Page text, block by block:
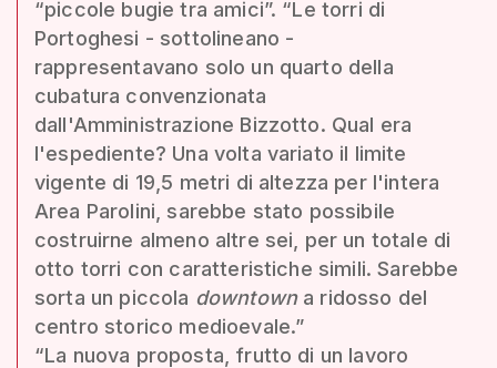
“piccole bugie tra amici”. “Le torri di
Portoghesi - sottolineano -
rappresentavano solo un quarto della
cubatura convenzionata
dall'Amministrazione Bizzotto. Qual era
l'espediente? Una volta variato il limite
vigente di 19,5 metri di altezza per l'intera
Area Parolini, sarebbe stato possibile
costruirne almeno altre sei, per un totale di
otto torri con caratteristiche simili. Sarebbe
sorta un piccola downtowna ridosso del
centro storico medioevale.”
“La nuova proposta, frutto di un lavoro